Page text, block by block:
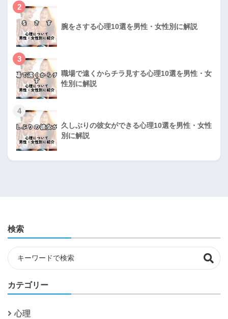
2
腕をさする心理10選を男性・女性別に解説
3
職場で遠くからチラ見する心理10選を男性・女
性別に解説
4
久しぶりの彼女ができる心理10選を男性・女性
別に解説
検索
カテゴリー
心理